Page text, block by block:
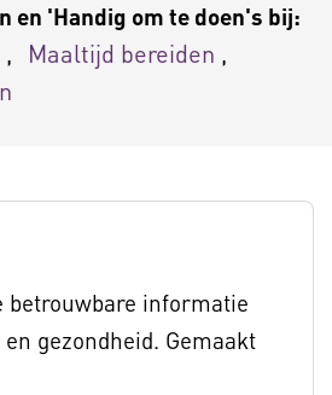
en 'Handig om te doen's bij:
Maaltijd bereiden
betrouwbare informatie
gezondheid. Gemaakt